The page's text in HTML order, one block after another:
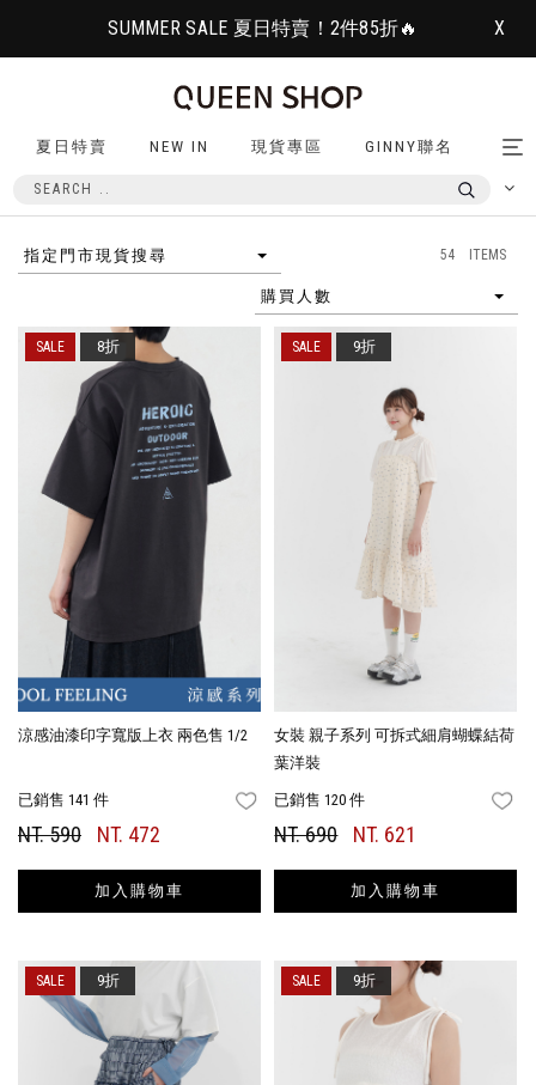
SUMMER SALE 夏日特賣！2件85折🔥 X
夏日特賣 NEW IN 現貨專區 GINNY聯名
指定門市現貨搜尋 54 ITEMS
購買人數
涼感油漆印字寬版上衣 兩色售 1/2
已銷售 141 件 FAVORITES
NT. 590 NT. 472
加入購物車
8折
女裝 親子系列 可拆式細肩蝴蝶結荷
葉洋裝
已銷售 120 件
NT. 690 NT. 621
加入購物車
9折
9折 9折